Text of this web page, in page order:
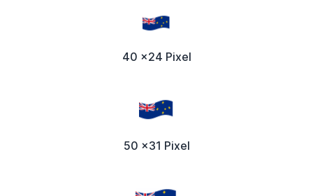
40 x24 Pixel
50 x31 Pixel